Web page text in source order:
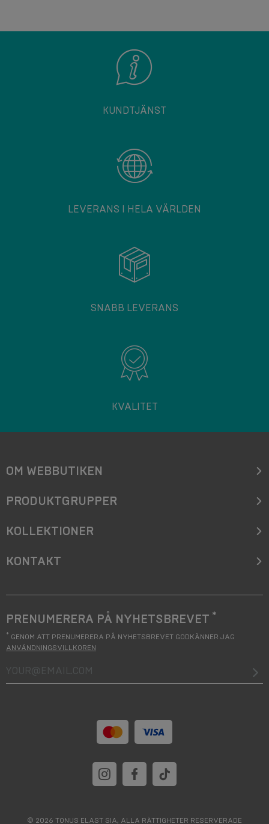
KUNDTJÄNST
LEVERANS I HELA VÄRLDEN
SNABB LEVERANS
KVALITET
OM WEBBUTIKEN
PRODUKTGRUPPER
KOLLEKTIONER
KONTAKT
PRENUMERERA PÅ NYHETSBREVET *
* GENOM ATT PRENUMERERA PÅ NYHETSBREVET GODKÄNNER JAG
ANVÄNDNINGSVILLKOREN
your@email.com
© 2026 TONUS ELAST SIA, ALLA RÄTTIGHETER RESERVERADE